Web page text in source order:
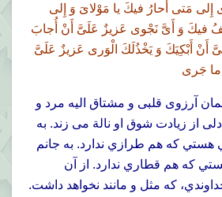
مَتى أَحارُ فيكَ يا مَوْلاىَ وَ إِلى
فيكَ وَ أَىَّ نَجْوى عَزيزٌ عَلَىَّ أَنْ أُجابَ
أَنْ أَبْكِيَكَ وَ يَخْذُلَكَ الْوَرى عَزيزٌ عَلَىَّ
ما جَرى
آرزوى قلبى و مشتاق اليه مرد و
از زيادت شوق او نالة مى زند. به
هستي که هم طرازي ندارد. به جانم
که هم قطاري ندارد. از آن
كه مثل و مانند نخواهد داشت.